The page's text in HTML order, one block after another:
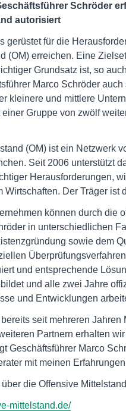
Schröder
autorisiert
gerüstet für die
(OM) erreichen. Eine
Grundsatz ist, so
Marco Schröder
kleinere und mittlere
Gruppe von zwölf
(OM) ist ein Netzwerk
Seit 2006 unterstützt
Herausforderungen,
Wirtschaften. Der Träger ist
können durch die
in unterschiedlichen
sowie dem
und entsprechende
und alle zwei Jahre
und Entwicklungen
seit mehreren Jahren
Partnern erhalten
Geschäftsführer Marco
mit meinen
die Offensive
mittelstand.de/